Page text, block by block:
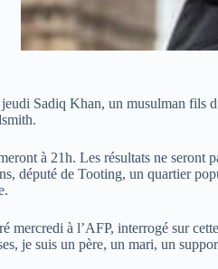
Sadiq Khan, un musulman
à 21h. Les résultats ne
député de Tooting, un quartier
mercredi à l’AFP, interrogé sur
je suis un père, un mari, un